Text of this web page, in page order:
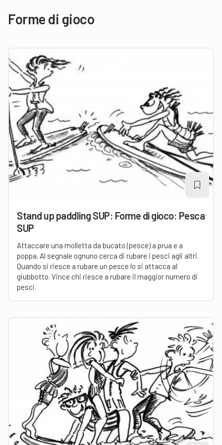
Forme di gioco
Stand up paddling SUP: Forme di gioco: Pesca
SUP
Attaccare una molletta da bucato (pesce) a prua e a
poppa. Al segnale ognuno cerca di rubare i pesci agli altri.
Quando si riesce a rubare un pesce lo si attacca al
giubbotto. Vince chi riesce a rubare il maggior numero di
pesci.